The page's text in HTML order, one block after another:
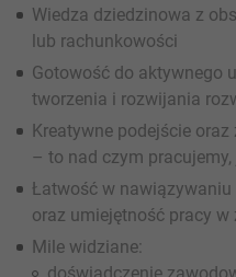
Wiedza dziedzinowa z
lub rachunkowości
Gotowość do aktywnego
tworzenia i rozwijania
Kreatywne podejście
– to nad czym
Łatwość w
oraz umiejętność pracy w
Mile widziane: